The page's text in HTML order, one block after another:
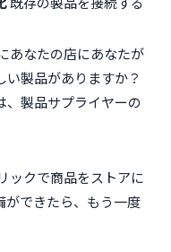
あなたの店にあなたが
製品がありますか？
、製品サプライヤーの
ックで商品をストアに
ができたら、もう一度